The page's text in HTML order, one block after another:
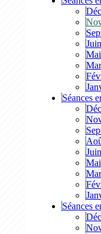
Juin
Mai
Séances
Juin
Mai
Séances